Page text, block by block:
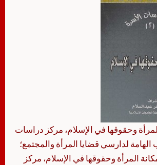
وحقوقها في الإسلام، مركز دراسات
الكتب الهامة لدارسي قضايا المرأة والمجتمع؛
المرأة وحقوقها في الإسلام، مركز